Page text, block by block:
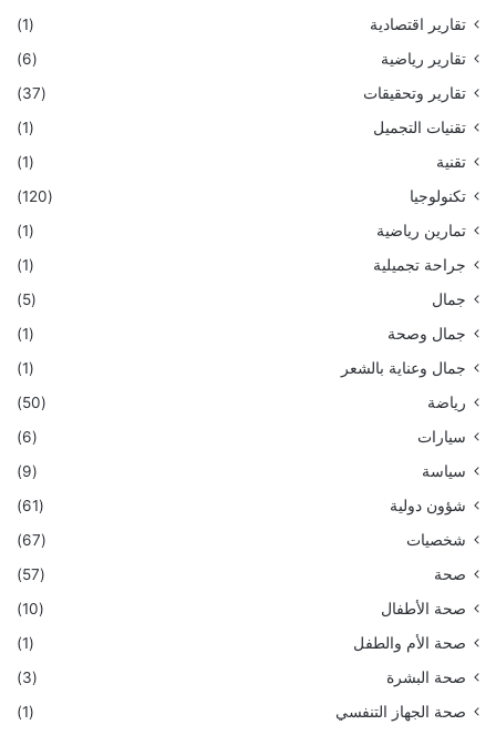
تقارير اقتصادية
(1)
تقارير رياضية
(6)
تقارير وتحقيقات
(37)
تقنيات التجميل
(1)
تقنية
(1)
تكنولوجيا
(120)
تمارين رياضية
(1)
جراحة تجميلية
(1)
جمال
(5)
جمال وصحة
(1)
جمال وعناية بالشعر
(1)
رياضة
(50)
سيارات
(6)
سياسة
(9)
شؤون دولية
(61)
شخصيات
(67)
صحة
(57)
صحة الأطفال
(10)
صحة الأم والطفل
(1)
صحة البشرة
(3)
صحة الجهاز التنفسي
(1)